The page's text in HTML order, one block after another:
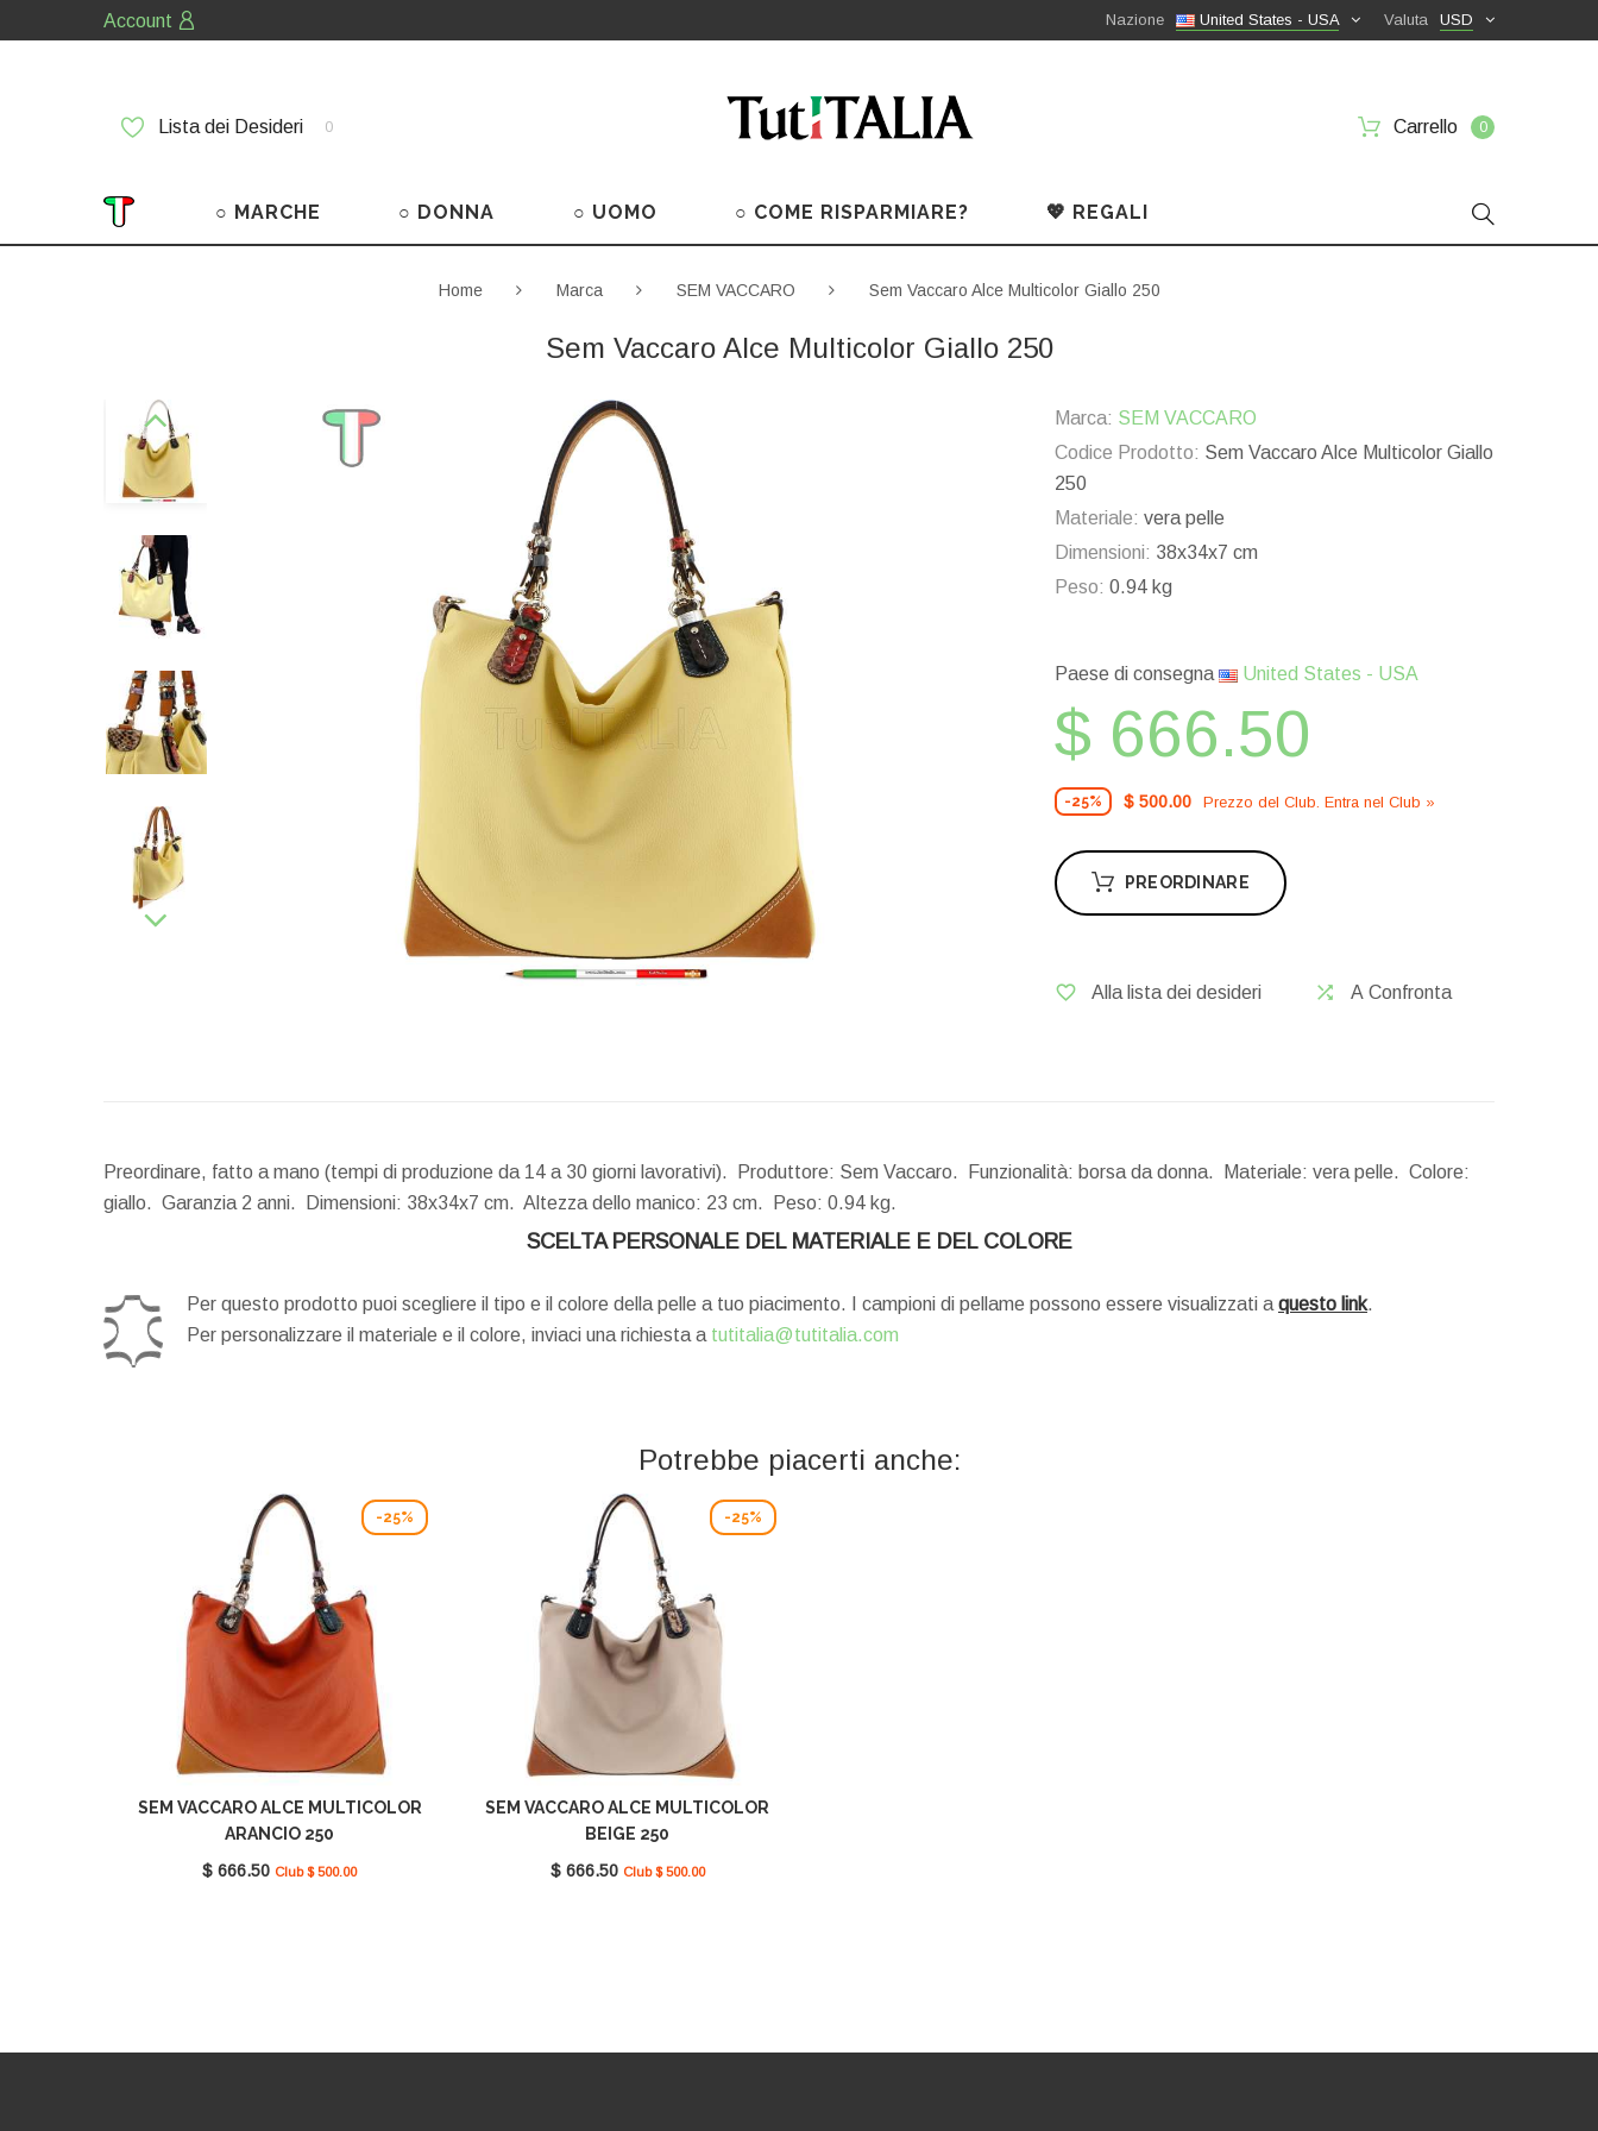
Account USD
Valuta
United States - USA
Nazione
Lista dei Desideri 0 Carrello 0
○ MARCHE ○ DONNA ○ UOMO ○ COME RISPARMIARE? 💖 REGALI
Home Marca SEM VACCARO Sem Vaccaro Alce Multicolor Giallo 250
Sem Vaccaro Alce Multicolor Giallo 250
Marca: SEM VACCARO
Codice Prodotto: Sem Vaccaro Alce Multicolor Giallo
250
Materiale: vera pelle
Dimensioni: 38x34x7 cm
Peso: 0.94 kg
Paese di consegna United States - USA
$ 666.50
-25% $ 500.00 Prezzo del Сlub. Entra nel Сlub »
PREORDINARE
Alla lista dei desideri A Confronta
Preordinare, fatto a mano (tempi di produzione da 14 a 30 giorni lavorativi). Produttore: Sem Vaccaro. Funzionalità: borsa da donna. Materiale: vera pelle. Colore:
giallo. Garanzia 2 anni.
Dimensioni: 38x34x7 cm. Altezza dello manico: 23 cm. Peso: 0.94 kg.
SCELTA PERSONALE DEL MATERIALE E DEL COLORE
Per questo prodotto puoi scegliere il tipo e il colore della pelle a tuo piacimento. I campioni di pellame possono essere visualizzati a questo link.
Per personalizzare il materiale e il colore, inviaci una richiesta a tutitalia@tutitalia.com
Potrebbe piacerti anche:
-25%
SEM VACCARO ALCE MULTICOLOR
ARANCIO 250
$ 666.50 Club $ 500.00
-25%
SEM VACCARO ALCE MULTICOLOR
BEIGE 250
$ 666.50 Club $ 500.00